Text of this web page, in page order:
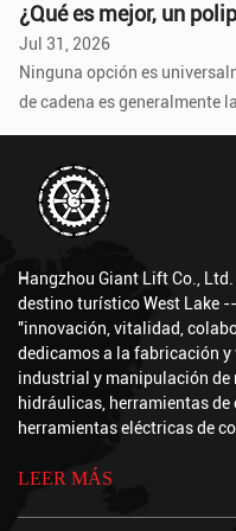
gancho en un punto...
Jul 31, 2026
Ninguna opción es universalmente
de cadena es generalmente
elevación bajas...
¿Cuáles son las
Jul 24, 2026
Un polipasto de cadena
métodos de elevación, que incluyen alta capacidad
Jul 17, 2026
un transpaleta electrica es un dispositivo de manipulación de
materiales motorizado que
motor el...
Jul 10, 2026
Un grado industrial bien mantenido Polipasto de
Hangzhou Giant Lift Co.,
destino turístico West Lake
"innovación, vitalidad,
dedicamos a la fabricación y
industrial y manipulación de
hidráulicas, herramientas
herramientas eléctricas de
LEER MÁS